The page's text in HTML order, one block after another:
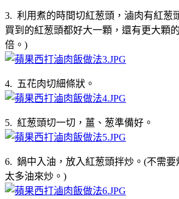
3. 利用煮的時間切紅葱頭，滷肉有紅葱
買到的紅葱頭都好大一顆，還有更大顆
倍。)
4. 五花肉切細條狀。
5. 紅葱頭切一切，薑、葱準備好。
6. 鍋中入油，放入紅葱頭拌炒。(不需
太多油來炒。)